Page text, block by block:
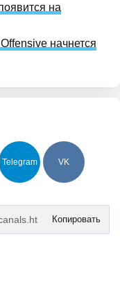
на
начнется
Telegram VK
Копировать